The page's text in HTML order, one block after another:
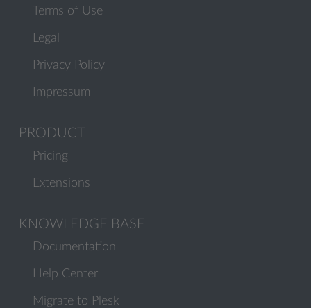
Terms of Use
Legal
Privacy Policy
Impressum
PRODUCT
Pricing
Extensions
KNOWLEDGE BASE
Documentation
Help Center
Migrate to Plesk